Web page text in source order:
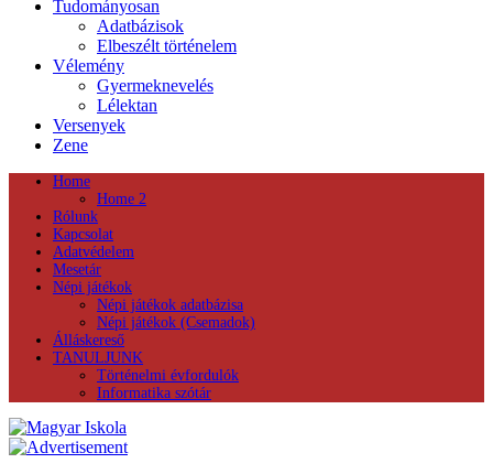
Tudományosan
Adatbázisok
Elbeszélt történelem
Vélemény
Gyermeknevelés
Lélektan
Versenyek
Zene
Home
Home 2
Rólunk
Kapcsolat
Adatvédelem
Mesetár
Népi játékok
Népi játékok adatbázisa
Népi játékok (Csemadok)
Álláskereső
TANULJUNK
Történelmi évfordulók
Informatika szótár